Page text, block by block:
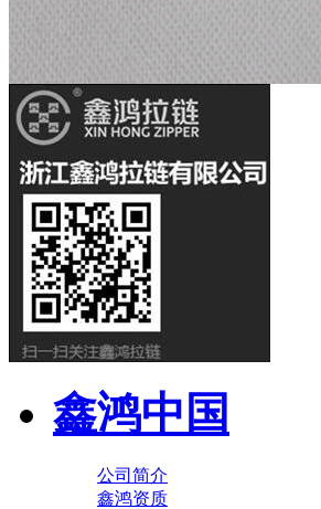
鑫鸿中国
公司简介
鑫鸿资质